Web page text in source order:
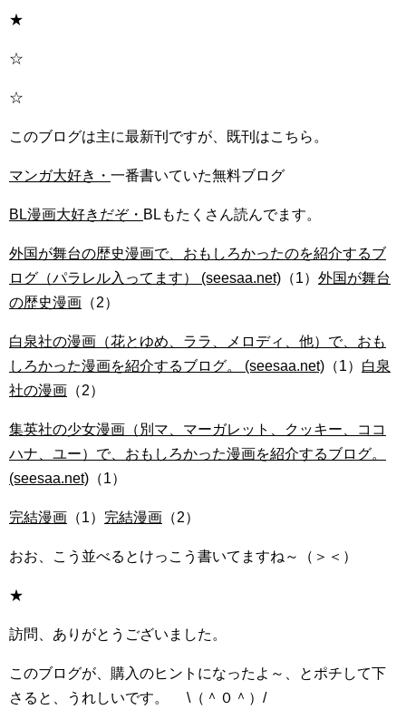
★
☆
☆
このブログは主に最新刊ですが、既刊はこちら。
マンガ大好き・ 一番書いていた無料ブログ
BL漫画大好きだぞ・ BLもたくさん読んでます。
外国が舞台の歴史漫画で、おもしろかったのを紹介するブ
ログ（パラレル入ってます） (seesaa.net) （1） 外国が舞台
の歴史漫画 （2）
白泉社の漫画（花とゆめ、ララ、メロディ、他）で、おも
しろかった漫画を紹介するブログ。 (seesaa.net) （1） 白泉
社の漫画 （2）
集英社の少女漫画（別マ、マーガレット、クッキー、ココ
ハナ、ユー）で、おもしろかった漫画を紹介するブログ。
(seesaa.net) （1）
完結漫画 （1） 完結漫画 （2）
おお、こう並べるとけっこう書いてますね～（＞＜）
★
訪問、ありがとうございました。
このブログが、購入のヒントになったよ～、とポチして下
さると、うれしいです。 \（＾０＾）/